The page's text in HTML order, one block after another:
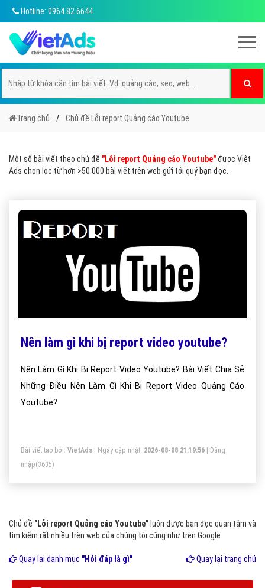
Hotline: 0964 82 6644
Trang chủ Chủ đề Lỗi report Quảng cáo Youtube
Một số bài viết theo chủ đề "Lỗi report Quảng cáo Youtube"được Việt
Ads chọn lọc từ hơn >50.000 bài viết trên web gửi tới quý bạn đọc.
Nên làm gì khi bị report video youtube?
Nên Làm Gì Khi Bị Report Video Youtube? Bài Viết Chia Sẻ
Những Điều Nên Làm Gì Khi Bị Report Video Quảng Cáo
Youtube?
Bài viết tạo bởi: VietAds | Ngày cập nhật: 2026-08-08 21:19:56
Đăng
nhập(3635)
Chủ đề "Lỗi report Quảng cáo Youtube" luôn được bạn đọc quan tâm và
tìm kiếm rất nhiều trên web của chúng tôi cũng như trên Google.
Quay lại danh mục "Hỏi đáp là gì" Quay lại trang chủ